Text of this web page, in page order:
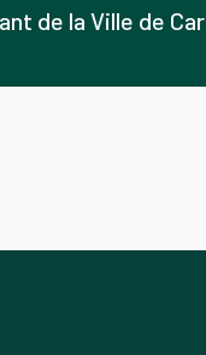
de la Ville de